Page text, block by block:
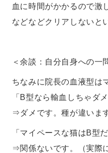
血に時間がかかるので激
などなどクリアしないと
＜余談：自分自身への一
ちなみに院長の血液型は
「B型なら輸血しちゃダ
⇒ダメです。種が違いま
「マイペースな猫はB型
⇒関係ないです。（実際